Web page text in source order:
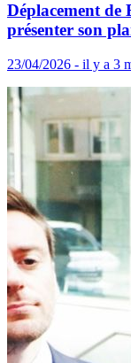
Déplacement
présenter son
23/04/2026 - il y a 3